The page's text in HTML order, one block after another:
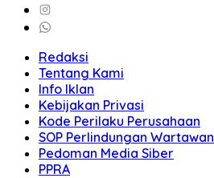
Redaksi
Tentang Kami
Info Iklan
Kebijakan Privasi
Kode Perilaku Perusahaan
SOP Perlindungan Wartawan
Pedoman Media Siber
PPRA